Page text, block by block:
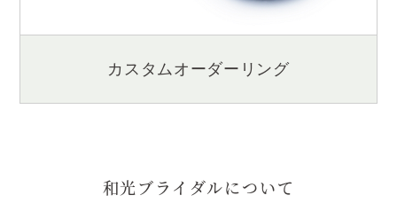
カスタムオーダーリング
和光ブライダルについて